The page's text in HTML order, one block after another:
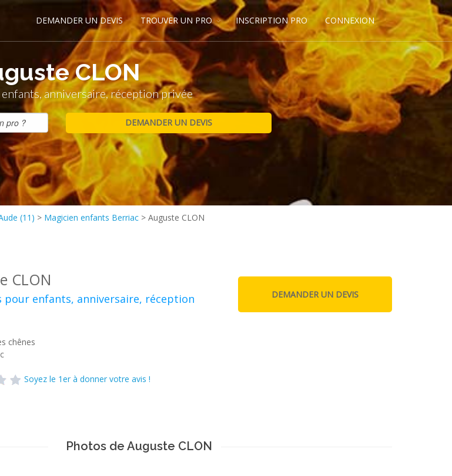
DEMANDER UN DEVIS TROUVER UN PRO INSCRIPTION PRO CONNEXION
CLON
anniversaire, réception privée
(11) > Magicien enfants Berriac > Auguste CLON
CLON
pour enfants, anniversaire, réception
chênes
Soyez le 1er à donner votre avis !
Photos de Auguste CLON